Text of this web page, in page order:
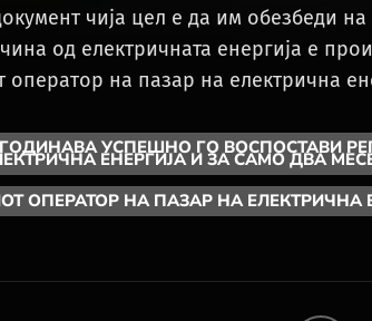
чија цел е да им обезбеди
од електричната енергија е
на пазар на електрична
УСПЕШНО ГО ВОСПОСТАВИ
ЕНЕРГИЈА И ЗА САМО ДВА
ОПЕРАТОР НА ПАЗАР НА ЕЛЕКТРИЧНА